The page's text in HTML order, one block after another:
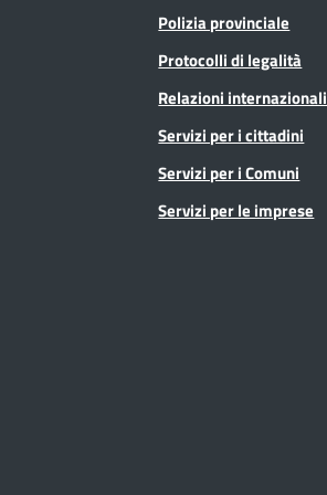
Polizia provinciale
Protocolli di legalità
Relazioni internazionali
Servizi per i cittadini
Servizi per i Comuni
Servizi per le imprese